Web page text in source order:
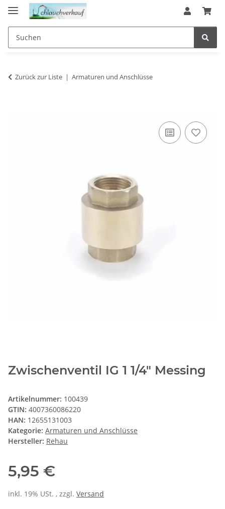
Zurück zur Liste Armaturen und Anschlüsse
Zwischenventil IG 1 1/4" Messing
Artikelnummer: 100439
GTIN: 4007360086220
HAN: 12655131003
Kategorie: Armaturen und Anschlüsse
Hersteller: Rehau
5,95 €
inkl. 19% USt. , zzgl. Versand